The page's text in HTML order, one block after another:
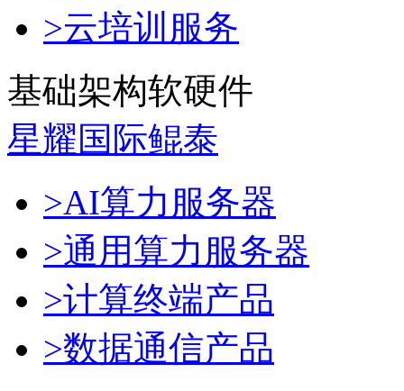
>云培训服务
基础架构软硬件
星耀国际鲲泰
>AI算力服务器
>通用算力服务器
>计算终端产品
>数据通信产品